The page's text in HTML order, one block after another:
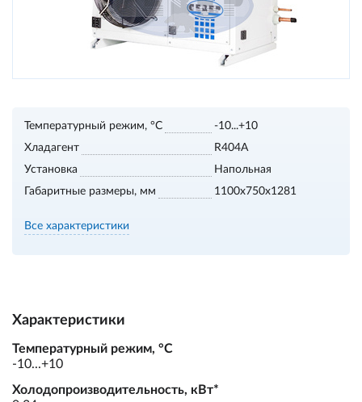
Температурный режим, °С
-10...+10
Хладагент
R404A
Установка
Напольная
Габаритные размеры, мм
1100х750х1281
Все характеристики
Характеристики
Температурный режим, °С
-10...+10
Холодопроизводительность, кВт*